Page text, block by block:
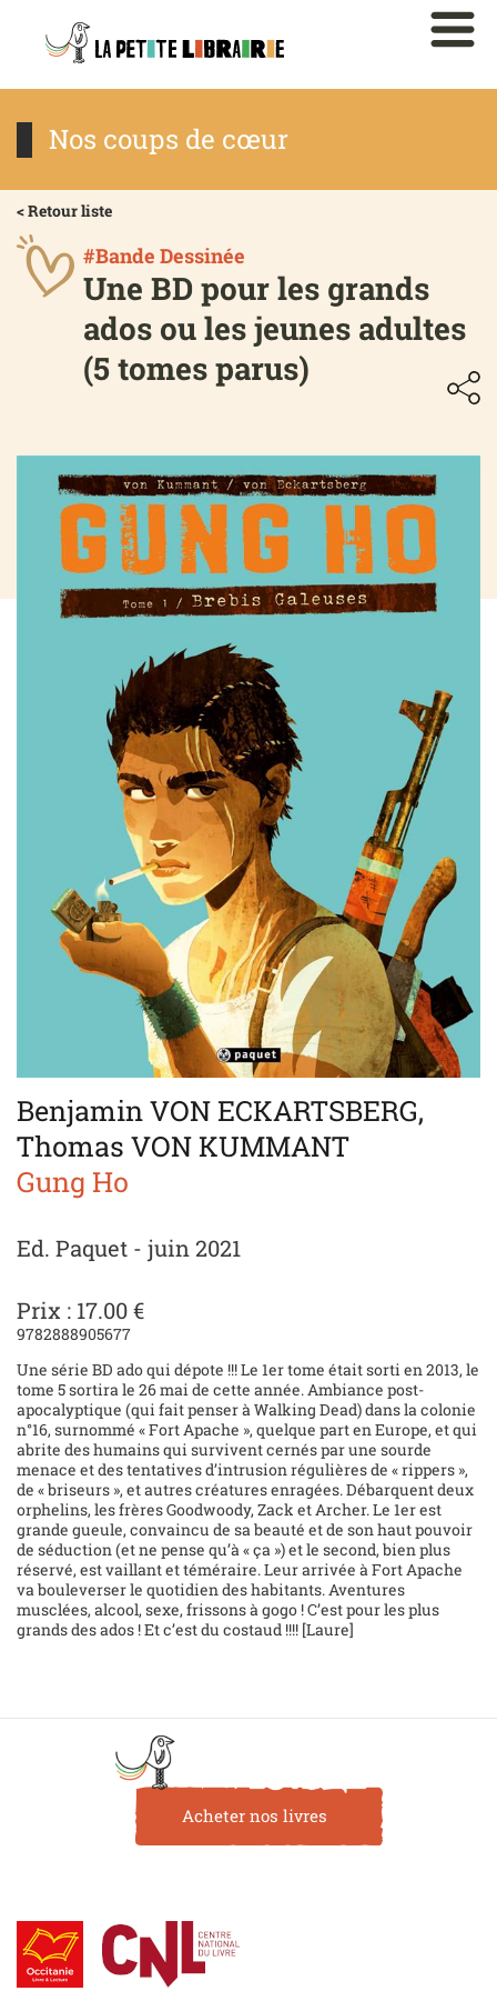
Nos coups de cœur
< Retour liste
#Bande Dessinée
Une BD pour les grands
ados ou les jeunes adultes
(5 tomes parus)
Benjamin VON ECKARTSBERG,
Thomas VON KUMMANT
Gung Ho
Ed. Paquet - juin 2021
Prix : 17.00 €
9782888905677
Une série BD ado qui dépote !!! Le 1er tome était sorti en 2013, le
tome 5 sortira le 26 mai de cette année. Ambiance post-
apocalyptique (qui fait penser à Walking Dead) dans la colonie
n°16, surnommé « Fort Apache », quelque part en Europe, et qui
abrite des humains qui survivent cernés par une sourde
menace et des tentatives d’intrusion régulières de « rippers »,
de « briseurs », et autres créatures enragées. Débarquent deux
orphelins, les frères Goodwoody, Zack et Archer. Le 1er est
grande gueule, convaincu de sa beauté et de son haut pouvoir
de séduction (et ne pense qu’à « ça ») et le second, bien plus
réservé, est vaillant et téméraire. Leur arrivée à Fort Apache
va bouleverser le quotidien des habitants. Aventures
musclées, alcool, sexe, frissons à gogo ! C’est pour les plus
grands des ados ! Et c’est du costaud !!!! [Laure]
Acheter nos livres